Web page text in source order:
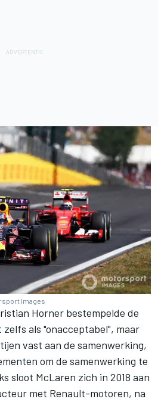
Images
Horner bestempelde de
als "onacceptabel", maar
vast aan de samenwerking,
om de samenwerking te
sloot McLaren zich in 2018 aan
met Renault-motoren, na